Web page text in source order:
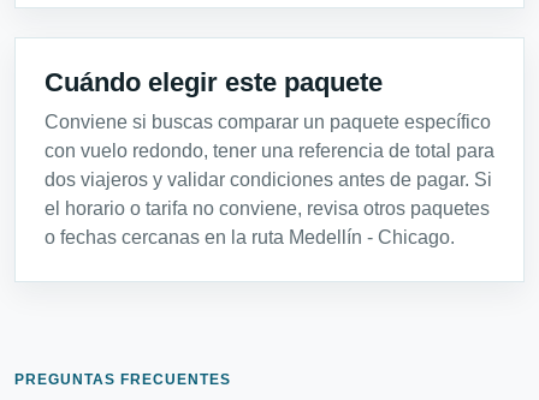
Cuándo elegir este paquete
Conviene si buscas comparar un paquete específico
con vuelo redondo, tener una referencia de total para
dos viajeros y validar condiciones antes de pagar. Si
el horario o tarifa no conviene, revisa otros paquetes
o fechas cercanas en la ruta Medellín - Chicago.
PREGUNTAS FRECUENTES